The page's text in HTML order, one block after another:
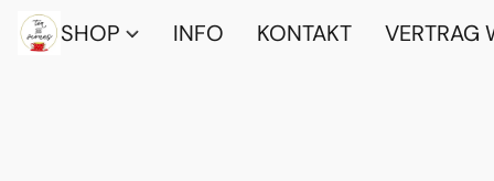
SHOP INFO KONTAKT VERTRAG